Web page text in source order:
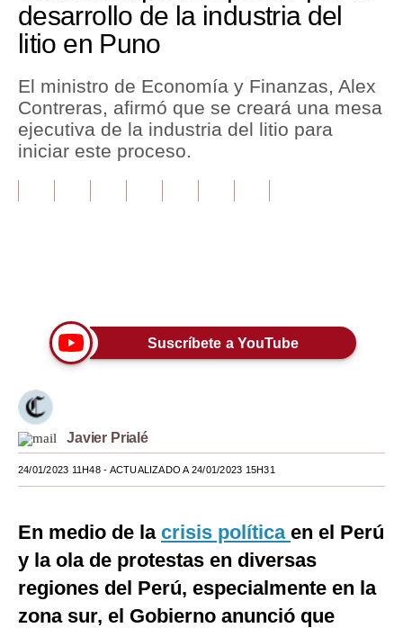
Mercados
Política
Tu Dinero
Finanzas Personales
Editorial
Pregunta de hoy
Blogs
Tendencias
Lujo
Moda
Mundo
desarrollo de la industria del
litio en Puno
El ministro de Economía y Finanzas, Alex
Contreras, afirmó que se creará una mesa
ejecutiva de la industria del litio para
iniciar este proceso.
Suscríbete a YouTube
Javier Prialé
24/01/2023 11H48- ACTUALIZADO A 24/01/2023 15H31
En medio de la crisis política en el Perú
y la ola de protestas en diversas
regiones del Perú, especialmente en la
zona sur, el Gobierno anunció que